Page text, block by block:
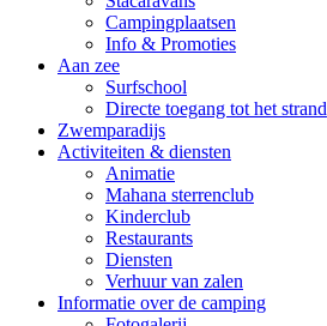
Campingplaatsen
Info & Promoties
Aan zee
Surfschool
Directe toegang tot het strand
Zwemparadijs
Activiteiten & diensten
Animatie
Mahana sterrenclub
Kinderclub
Restaurants
Diensten
Verhuur van zalen
Informatie over de camping